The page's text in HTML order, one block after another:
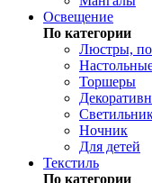
Освещение
По категории
Люстры,
Торшеры
Ночник
Для детей
Текстиль
По категории